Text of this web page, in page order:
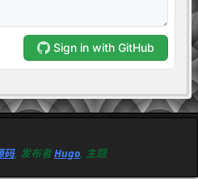
码, 发布者Hugo, 主题